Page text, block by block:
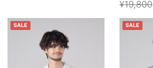
¥19,800
SALE SALE